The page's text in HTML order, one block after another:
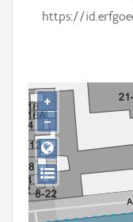
Gebeurtenis
Downloads
Hergebruik
Aanmelden
https://
+
−